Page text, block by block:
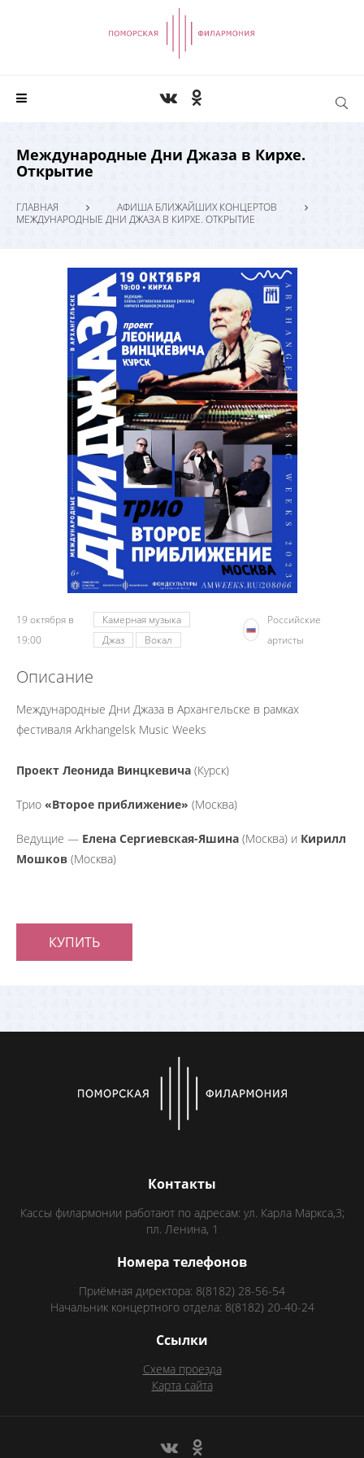
Международные Дни Джаза в Кирхе.
Открытие
ГЛАВНАЯ
АФИША БЛИЖАЙШИХ КОНЦЕРТОВ
МЕЖДУНАРОДНЫЕ ДНИ ДЖАЗА В КИРХЕ. ОТКРЫТИЕ
19 октября в
19:00
Камерная музыка
Джаз
Вокал
Российские
артисты
Описание
Международные Дни Джаза в Архангельске в рамках
фестиваля Arkhangelsk Music Weeks
Проект Леонида Винцкевича (Курск)
Трио «Второе приближение» (Москва)
Ведущие — Елена Сергиевская-Яшина (Москва) и Кирилл
Мошков (Москва)
КУПИТЬ
Контакты
Кассы филармонии работают по адресам: ул. Карла Маркса,3;
пл. Ленина, 1
Номера телефонов
Приёмная директора: 8(8182) 28-56-54
Начальник концертного отдела: 8(8182) 20-40-24
Ссылки
Схема проезда
Карта сайта